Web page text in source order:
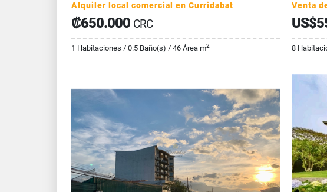
Alquiler local comercial en Curridabat
₡650.000 CRC
1 Habitaciones / 0.5 Baño(s) / 46 Área m2
Venta
8